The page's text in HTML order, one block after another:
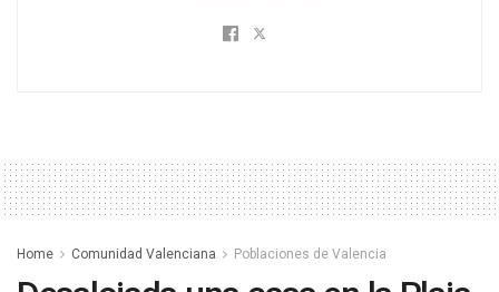
Home Comunidad Valenciana Poblaciones de Valencia